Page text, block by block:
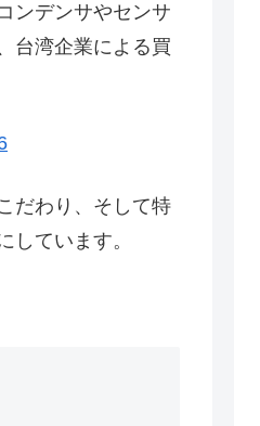
ンデンサやセンサ
台湾企業による買
だわり、そして特
ています。